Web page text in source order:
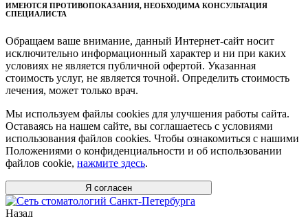
ИМЕЮТСЯ ПРОТИВОПОКАЗАНИЯ, НЕОБХОДИМА КОНСУЛЬТАЦИЯ
СПЕЦИАЛИСТА
Обращаем ваше внимание, данный Интернет-сайт носит
исключительно информационный характер и ни при каких
условиях не является публичной офертой. Указанная
стоимость услуг, не является точной. Определить стоимость
лечения, может только врач.
Мы используем файлы cookies для улучшения работы сайта.
Оставаясь на нашем сайте, вы соглашаетесь с условиями
использования файлов cookies. Чтобы ознакомиться с нашими
Положениями о конфиденциальности и об использовании
файлов cookie, нажмите здесь.
Я согласен
Назад